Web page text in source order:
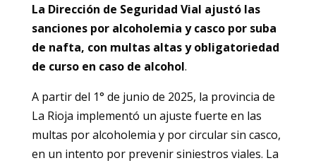
La Dirección de Seguridad Vial ajustó las
sanciones por alcoholemia y casco por suba
de nafta, con multas altas y obligatoriedad
de curso en caso de alcohol.
A partir del 1° de junio de 2025, la provincia de
La Rioja implementó un ajuste fuerte en las
multas por alcoholemia y por circular sin casco,
en un intento por prevenir siniestros viales. La